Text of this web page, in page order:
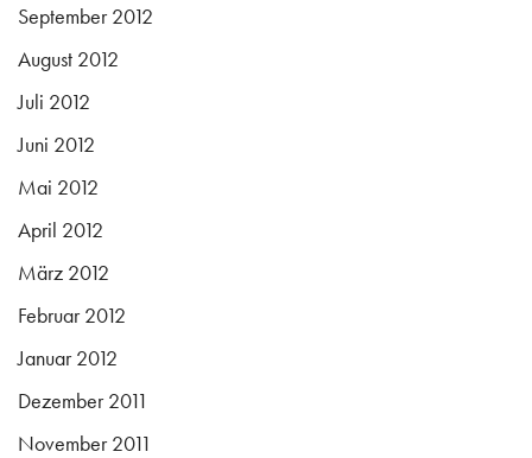
September 2012
August 2012
Juli 2012
Juni 2012
Mai 2012
April 2012
März 2012
Februar 2012
Januar 2012
Dezember 2011
November 2011